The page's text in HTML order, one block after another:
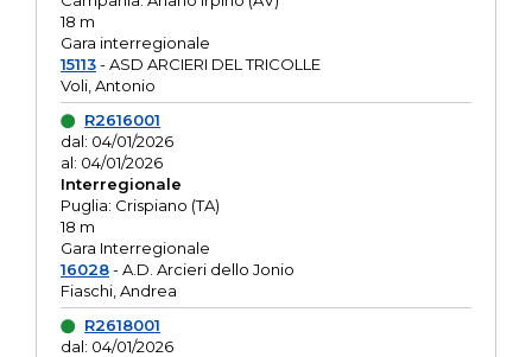
18 m
Gara interregionale
15113- ASD ARCIERI DEL TRICOLLE
Voli, Antonio
R2616001
dal: 04/01/2026
al: 04/01/2026
Interregionale
Puglia: Crispiano (TA)
18 m
Gara Interregionale
16028- A.D. Arcieri dello Jonio
Fiaschi, Andrea
R2618001
dal: 04/01/2026